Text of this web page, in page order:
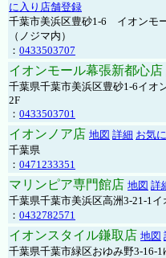
に入り店舗登録
千葉市美浜区豊砂1-6 イオンモ
（ノジマ内）
： 0433503707
イオンモール幕張新都心店
千葉県千葉市美浜区豊砂1-6イ
2F
： 0433503701
イオンノア店 地図 詳細 お気
千葉県
： 0471233351
マリンピア専門館店 地図 詳
千葉県千葉市美浜区高洲3-21-1
： 0432782571
イオンスタイル鎌取店 地図
千葉県千葉市緑区おゆみ野3-16-